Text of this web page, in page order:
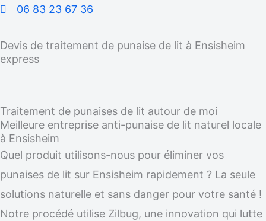
06 83 23 67 36
Devis de traitement de punaise de lit à Ensisheim
express
Traitement de punaises de lit autour de moi
Meilleure entreprise anti-punaise de lit naturel locale
à Ensisheim
Quel produit utilisons-nous pour éliminer vos
punaises de lit sur Ensisheim rapidement ? La seule
solutions naturelle et sans danger pour votre santé !
Notre procédé utilise Zilbug, une innovation qui lutte